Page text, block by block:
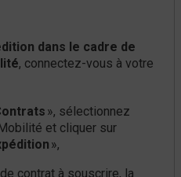
dans le cadre de
, connectez-vous à votre
», sélectionnez
et cliquer sur
»,
contrat à souscrire, la